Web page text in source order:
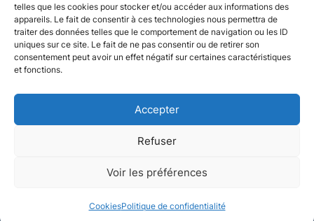
telles que les cookies pour stocker et/ou accéder aux informations des
appareils. Le fait de consentir à ces technologies nous permettra de
traiter des données telles que le comportement de navigation ou les ID
uniques sur ce site. Le fait de ne pas consentir ou de retirer son
consentement peut avoir un effet négatif sur certaines caractéristiques
et fonctions.
Accepter
Refuser
Voir les préférences
CookiesPolitique de confidentialité
Conception et réalisation :Plate